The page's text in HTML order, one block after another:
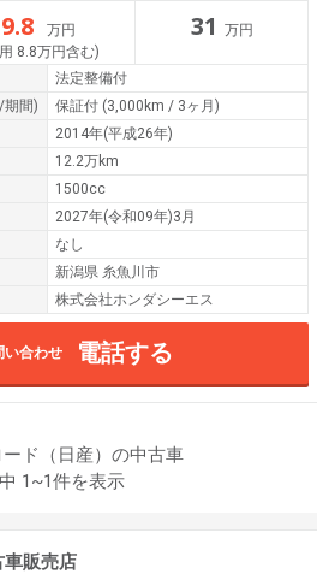
万円
8.8万円含む)
31 万円
法定整備付
期間) 保証付 (3,000km / 3ヶ月)
2014年(平成26年)
12.2万km
1500cc
2027年(令和09年)3月
なし
新潟県 糸魚川市
株式会社ホンダシーエス
い合わせ 電話する
ド（日産）の中古車
1~1件を表示
販売店